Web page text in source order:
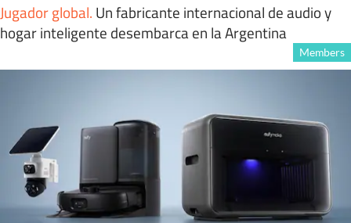
Jugador global. Un fabricante internacional de audio y
hogar inteligente desembarca en la Argentina
Members